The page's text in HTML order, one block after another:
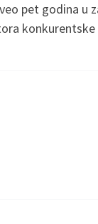
pet godina